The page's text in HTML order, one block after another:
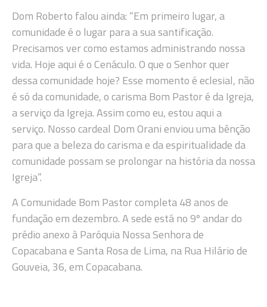
Dom Roberto falou ainda: “Em primeiro lugar, a
comunidade é o lugar para a sua santificação.
Precisamos ver como estamos administrando nossa
vida. Hoje aqui é o Cenáculo. O que o Senhor quer
dessa comunidade hoje? Esse momento é eclesial, não
é só da comunidade, o carisma Bom Pastor é da Igreja,
a serviço da Igreja. Assim como eu, estou aqui a
serviço. Nosso cardeal Dom Orani enviou uma bênção
para que a beleza do carisma e da espiritualidade da
comunidade possam se prolongar na história da nossa
Igreja”.
A Comunidade Bom Pastor completa 48 anos de
fundação em dezembro. A sede está no 9º andar do
prédio anexo à Paróquia Nossa Senhora de
Copacabana e Santa Rosa de Lima, na Rua Hilário de
Gouveia, 36, em Copacabana.